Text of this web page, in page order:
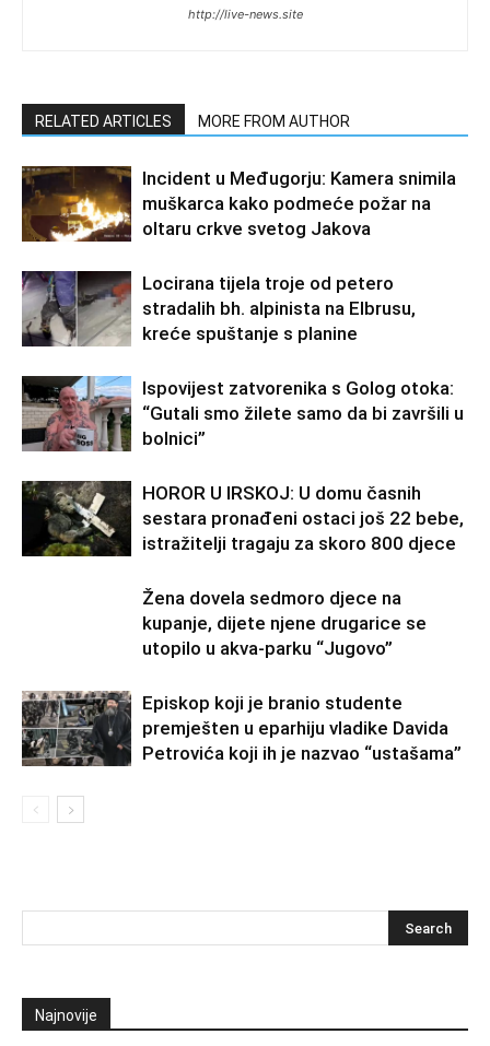
http://live-news.site
RELATED ARTICLES MORE FROM AUTHOR
Incident u Međugorju: Kamera snimila
muškarca kako podmeće požar na
oltaru crkve svetog Jakova
Locirana tijela troje od petero
stradalih bh. alpinista na Elbrusu,
kreće spuštanje s planine
Ispovijest zatvorenika s Golog otoka:
“Gutali smo žilete samo da bi završili u
bolnici”
HOROR U IRSKOJ: U domu časnih
sestara pronađeni ostaci još 22 bebe,
istražitelji tragaju za skoro 800 djece
Žena dovela sedmoro djece na
kupanje, dijete njene drugarice se
utopilo u akva-parku “Jugovo”
Episkop koji je branio studente
premješten u eparhiju vladike Davida
Petrovića koji ih je nazvao “ustašama”
Najnovije